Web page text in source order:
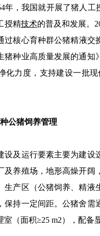
年，我国就开展了猪人
授精技术的普及和发展。
过核心育种群公猪精液
猪种业高质量发展的通
化力度，支持建设一批
公猪饲养管理
及运行要素主要为建设
及养殖场，地形高燥开
生产区（公猪饲养、精
保持一定间距。公猪舍需
（面积≥25 m2），配备